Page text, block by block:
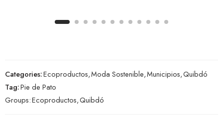
Categories:Ecoproductos,Moda Sostenible,Municipios,Quibdó
Tag:Pie de Pato
Groups:Ecoproductos,Quibdó